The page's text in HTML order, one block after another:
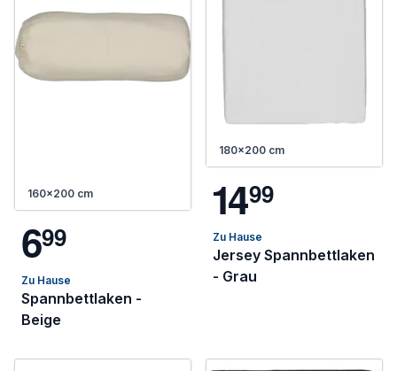
160x200 cm
699
Zu Hause
Spannbettlaken -
Beige
180x200 cm
1499
Zu Hause
Jersey Spannbettlaken
- Grau